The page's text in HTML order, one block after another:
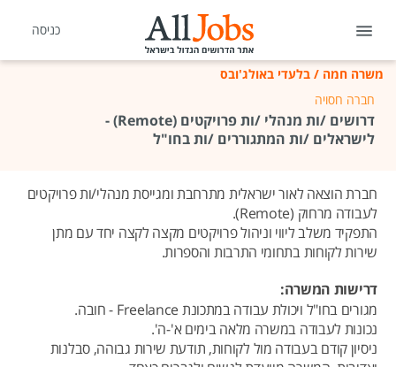
כניסה
משרה חמה / בלעדי באולג'ובס
חברה חסויה
דרושים /ות מנהלי /ות פרויקטים (Remote) -
לישראלים /ות המתגוררים /ות בחו"ל
חברת הוצאה לאור ישראלית מתרחבת ומגייסת מנהלי/ות פרויקטים
לעבודה מרחוק (Remote).
התפקיד משלב ליווי וניהול פרויקטים מקצה לקצה יחד עם מתן
שירות לקוחות בתחומי התרבות והספרות.
דרישות המשרה:
מגורים בחו"ל ויכולת עבודה במתכונת Freelance - חובה.
נכונות לעבודה במשרה מלאה בימים א'-ה'.
ניסיון קודם בעבודה מול לקוחות, תודעת שירות גבוהה, סבלנות